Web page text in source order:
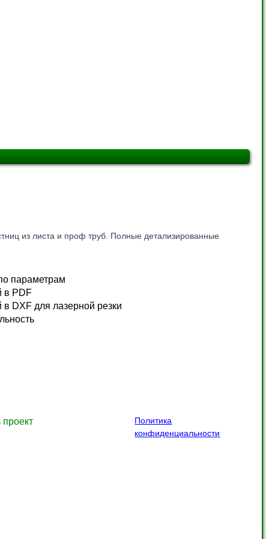
из листа и проф труб. Полные детализированные
параметрам
в PDF
DXF для лазерной резки
Политика
конфиденциальности